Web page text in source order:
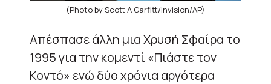
(Photo by Scott A Garfitt/Invision/AP)
Απέσπασε άλλη μια Χρυσή Σφαίρα το
1995 για την κομεντί «Πιάστε τον
Κοντό» ενώ δύο χρόνια αργότερα